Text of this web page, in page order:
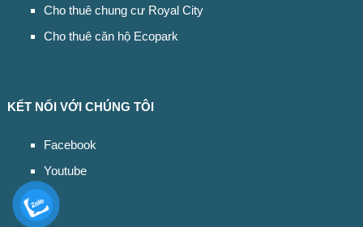
Cho thuê chung cư Royal City
Cho thuê căn hộ Ecopark
KẾT NỐI VỚI CHÚNG TÔI
Facebook
Youtube